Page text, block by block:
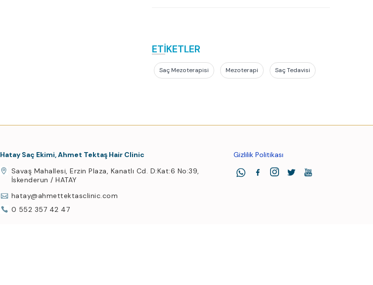
ETİKETLER
Saç Mezoterapisi Mezoterapi Saç Tedavisi
Hatay Saç Ekimi, Ahmet Tektaş Hair Clinic
Savaş Mahallesi, Erzin Plaza, Kanatlı Cd. D:Kat:6 No:39,
İskenderun / HATAY
hatay@ahmettektasclinic.com
0 552 357 42 47
Gizlilik Politikası